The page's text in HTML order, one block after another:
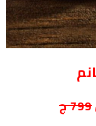
799 ج